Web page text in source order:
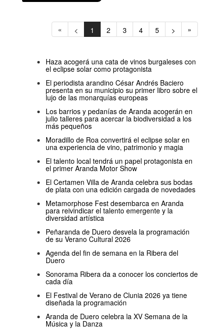
« < 1 2 3 4 5 > »
Haza acogerá una cata de vinos burgaleses con
el eclipse solar como protagonista
El periodista arandino César Andrés Baciero
presenta en su municipio su primer libro sobre el
lujo de las monarquías europeas
Los barrios y pedanías de Aranda acogerán en
julio talleres para acercar la biodiversidad a los
más pequeños
Moradillo de Roa convertirá el eclipse solar en
una experiencia de vino, patrimonio y magia
El talento local tendrá un papel protagonista en
el primer Aranda Motor Show
El Certamen Villa de Aranda celebra sus bodas
de plata con una edición cargada de novedades
Metamorphose Fest desembarca en Aranda
para reivindicar el talento emergente y la
diversidad artística
Peñaranda de Duero desvela la programación
de su Verano Cultural 2026
Agenda del fin de semana en la Ribera del
Duero
Sonorama Ribera da a conocer los conciertos de
cada día
El Festival de Verano de Clunia 2026 ya tiene
diseñada la programación
Aranda de Duero celebra la XV Semana de la
Música y la Danza